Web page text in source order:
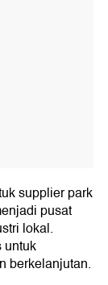
supplier park
pusat
lokal.
untuk
berkelanjutan.